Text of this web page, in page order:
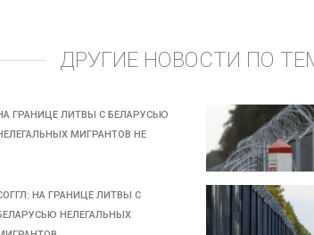
ДРУГИЕ НОВОСТИ ПО
ГРАНИЦЕ ЛИТВЫ С БЕЛАРУСЬЮ
МИГРАНТОВ НЕ
НА ГРАНИЦЕ ЛИТВЫ С
НЕЛЕГАЛЬНЫХ